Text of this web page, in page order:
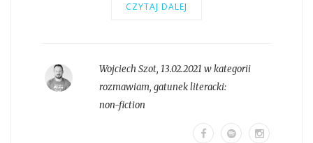
CZYTAJ DALEJ
Wojciech Szot, 13.02.2021 w kategorii
rozmawiam, gatunek literacki:
non-fiction